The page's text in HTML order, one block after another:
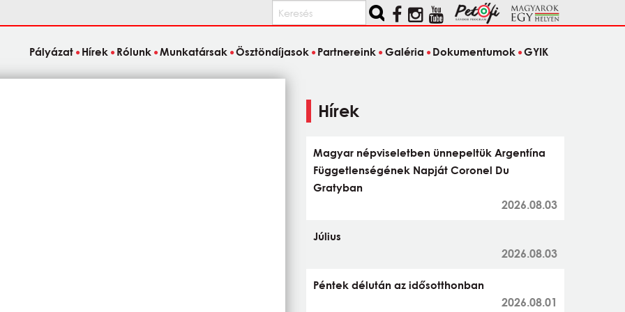
Keresés
Pályázat Hírek Rólunk Munkatársak Ösztöndíjasok Partnereink Galéria Dokumentumok GYIK
Hírek
Magyar népviseletben ünnepeltük Argentína
Függetlenségének Napját Coronel Du
Gratyban
2026.08.03
Július
2026.08.03
Péntek délután az idősotthonban
2026.08.01